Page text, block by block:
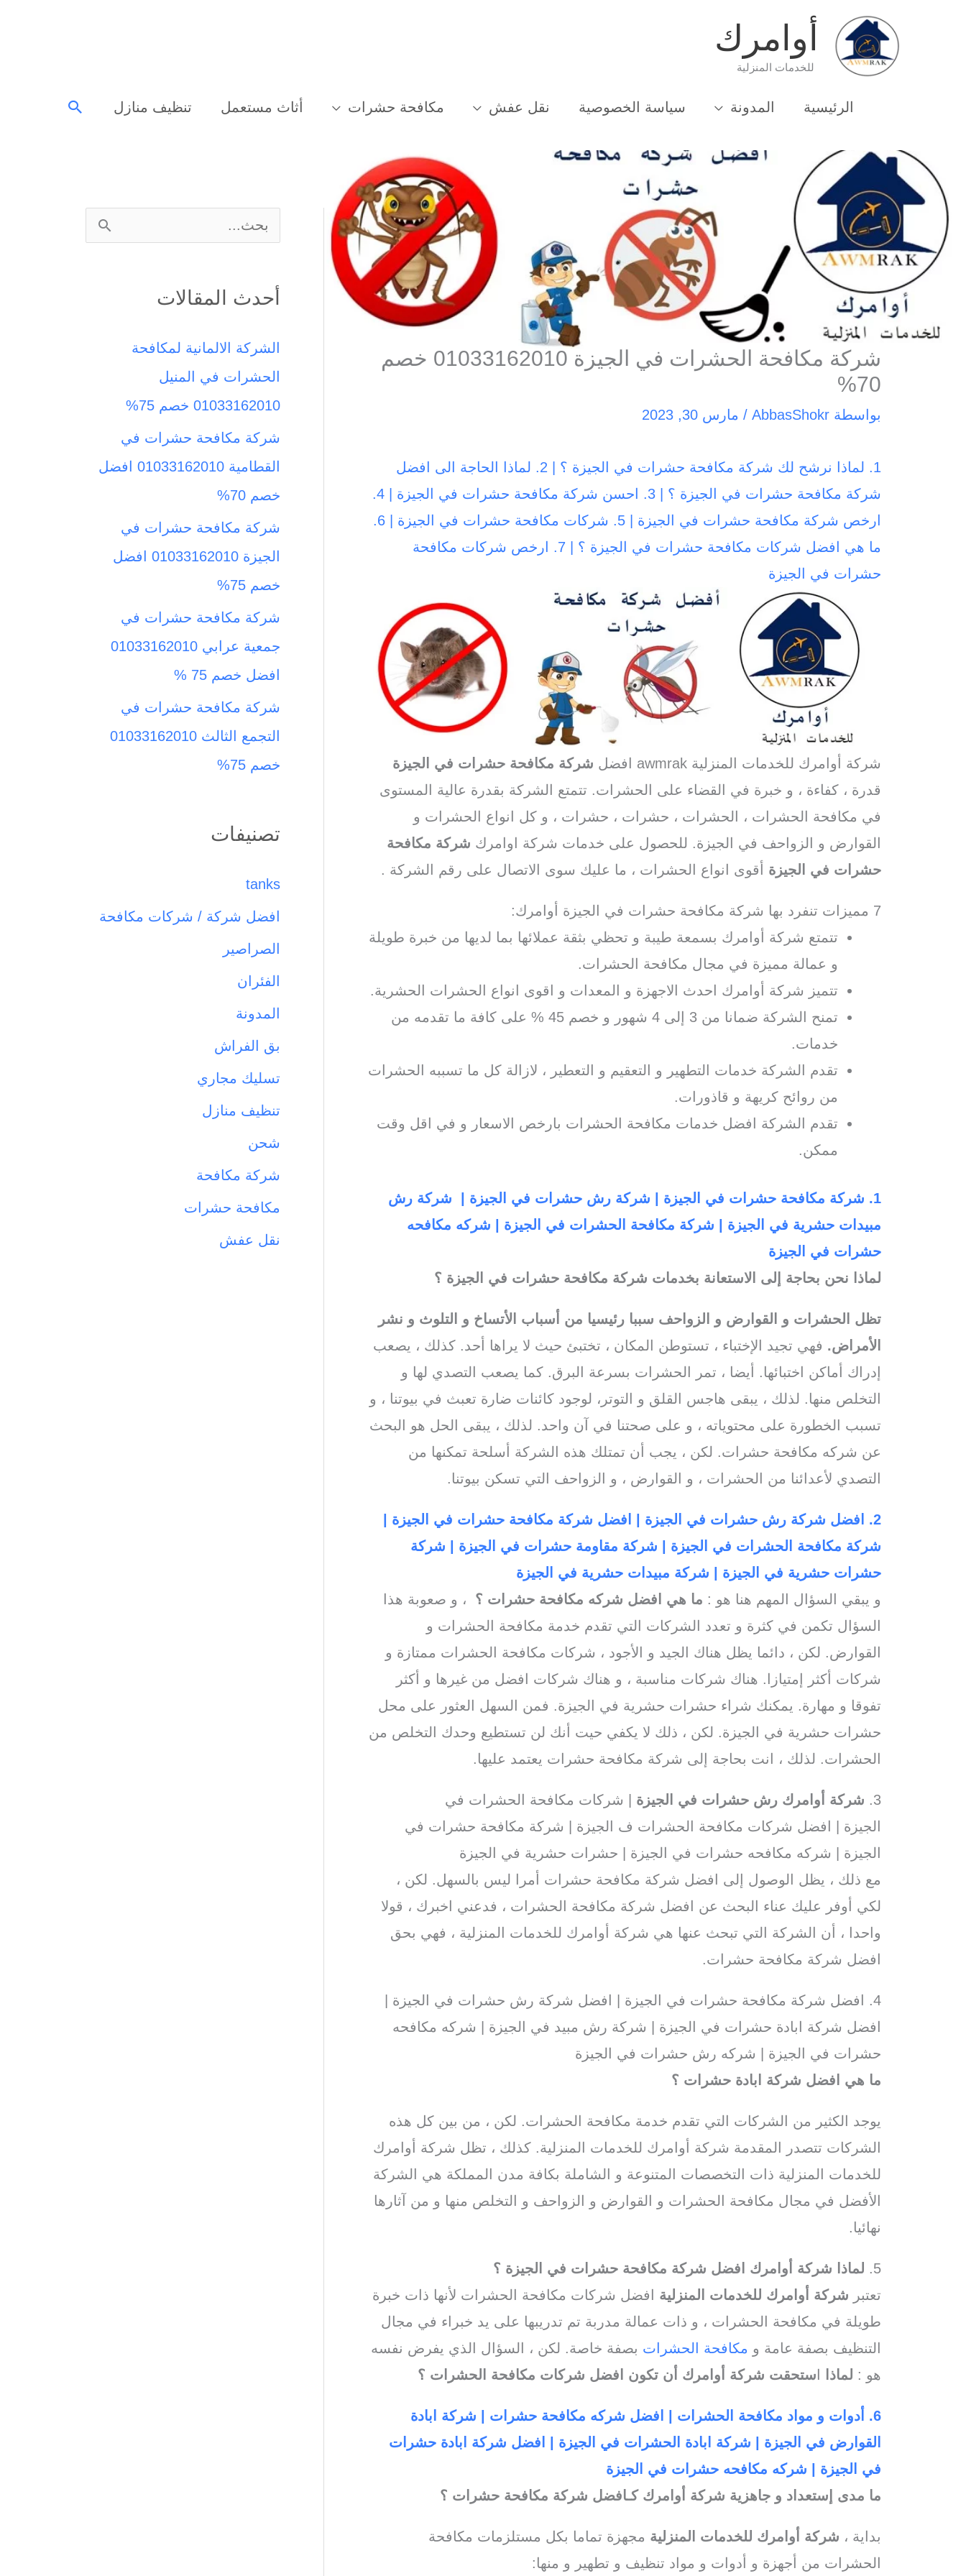
أوامرك
للخدمات المنزلية
الرئيسية المدونة سياسة الخصوصية نقل عفش مكافحة حشرات أثاث مستعمل تنظيف منازل البحث
الرئيسية
مكافحة حشرات
شركة مكافحة الحشرات في الجيزة 01033162010 خصم 70%
شركة مكافحة الحشرات في الجيزة 01033162010 خصم
70%
بواسطة AbbasShokr
/ مارس 30, 2023
1. لماذا نرشح لك شركة مكافحة حشرات في الجيزة ؟ | 2. لماذا الحاجة الى افضل
شركة مكافحة حشرات في الجيزة ؟ | 3. احسن شركة مكافحة حشرات في الجيزة | 4.
ارخص شركة مكافحة حشرات في الجيزة | 5. شركات مكافحة حشرات في الجيزة | 6.
ما هي افضل شركات مكافحة حشرات في الجيزة ؟ | 7. ارخص شركات مكافحة
حشرات في الجيزة
شركة أوامرك للخدمات المنزلية awmrak افضل
شركة مكافحة حشرات في الجيزة
قدرة ، كفاءة ، و خبرة في القضاء على الحشرات. تتمتع الشركة بقدرة عالية المستوى
في مكافحة الحشرات ، الحشرات ، حشرات ، حشرات ، و كل انواع الحشرات و
القوارض و الزواحف في الجيزة. للحصول على خدمات شركة اوامرك شركة مكافحة
حشرات في الجيزة أقوى انواع الحشرات ، ما عليك سوى الاتصال على رقم الشركة .
7 مميزات تنفرد بها شركة مكافحة حشرات في الجيزة أوامرك:
تتمتع شركة أوامرك بسمعة طيبة و تحظي بثقة عملائها بما لديها من خبرة طويلة
و عمالة مميزة في مجال مكافحة الحشرات.
تتميز شركة أوامرك احدث الاجهزة و المعدات و اقوى انواع الحشرات الحشرية.
تمنح الشركة ضمانا من 3 إلى 4 شهور و خصم 45 % على كافة ما تقدمه من
خدمات.
تقدم الشركة خدمات التطهير و التعقيم و التعطير ، لازالة كل ما تسببه الحشرات
من روائح كريهة و قاذورات.
تقدم الشركة افضل خدمات مكافحة الحشرات بارخص الاسعار و في اقل وقت
ممكن.
1. شركة مكافحة حشرات في الجيزة | شركة رش حشرات في الجيزة | شركة رش
مبيدات حشرية في الجيزة | شركة مكافحة الحشرات في الجيزة | شركه مكافحه
حشرات في الجيزة
لماذا نحن بحاجة إلى الاستعانة بخدمات شركة مكافحة حشرات في الجيزة ؟
تظل الحشرات و القوارض و الزواحف سببا رئيسيا من أسباب الأتساخ و التلوث و نشر
الأمراض. فهي تجيد الإختباء ، تستوطن المكان ، تختبئ حيث لا يراها أحد. كذلك ، يصعب
إدراك أماكن اختبائها. أيضا ، تمر الحشرات بسرعة البرق. كما يصعب التصدي لها و
التخلص منها. لذلك ، يبقى هاجس القلق و التوتر، لوجود كائنات ضارة تعبث في بيوتنا ، و
تسبب الخطورة على محتوياته ، و على صحتنا في آن واحد. لذلك ، يبقى الحل هو البحث
عن شركه مكافحة حشرات. لكن ، يجب أن تمتلك هذه الشركة أسلحة تمكنها من
التصدي لأعدائنا من الحشرات ، و القوارض ، و الزواحف التي تسكن بيوتنا.
2. افضل شركة رش حشرات في الجيزة | افضل شركة مكافحة حشرات في الجيزة |
شركة مكافحة الحشرات في الجيزة | شركة مقاومة حشرات في الجيزة | شركة
حشرات حشرية في الجيزة | شركة مبيدات حشرية في الجيزة
و يبقي السؤال المهم هنا هو : ما هي افضل شركه مكافحة حشرات ؟ ، و صعوبة هذا
السؤال تكمن في كثرة و تعدد الشركات التي تقدم خدمة مكافحة الحشرات و
القوارض. لكن ، دائما يظل هناك الجيد و الأجود ، شركات مكافحة الحشرات ممتازة و
شركات أكثر إمتيازا. هناك شركات مناسبة ، و هناك شركات افضل من غيرها و أكثر
تفوقا و مهارة. يمكنك شراء حشرات حشرية في الجيزة. فمن السهل العثور على محل
حشرات حشرية في الجيزة. لكن ، ذلك لا يكفي حيت أنك لن تستطيع وحدك التخلص من
الحشرات. لذلك ، انت بحاجة إلى شركة مكافحة حشرات يعتمد عليها.
3. شركة أوامرك رش حشرات في الجيزة | شركات مكافحة الحشرات في
الجيزة | افضل شركات مكافحة الحشرات ف الجيزة | شركة مكافحة حشرات في
الجيزة | شركه مكافحه حشرات في الجيزة | حشرات حشرية في الجيزة
مع ذلك ، يظل الوصول إلى افضل شركة مكافحة حشرات أمرا ليس بالسهل. لكن ،
لكي أوفر عليك عناء البحث عن افضل شركة مكافحة الحشرات ، فدعني اخبرك ، قولا
واحدا ، أن الشركة التي تبحث عنها هي شركة أوامرك للخدمات المنزلية ، فهي بحق
افضل شركة مكافحة حشرات.
4. افضل شركة مكافحة حشرات في الجيزة | افضل شركة رش حشرات في الجيزة |
افضل شركة ابادة حشرات في الجيزة | شركة رش مبيد في الجيزة | شركه مكافحه
حشرات في الجيزة | شركه رش حشرات في الجيزة
ما هي افضل شركة ابادة حشرات ؟
يوجد الكثير من الشركات التي تقدم خدمة مكافحة الحشرات. لكن ، من بين كل هذه
الشركات تتصدر المقدمة شركة أوامرك للخدمات المنزلية. كذلك ، تظل شركة أوامرك
للخدمات المنزلية ذات التخصصات المتنوعة و الشاملة بكافة مدن المملكة هي الشركة
الأفضل في مجال مكافحة الحشرات و القوارض و الزواحف و التخلص منها و من آثارها
نهائيا.
5. لماذا شركة أوامرك افضل شركة مكافحة حشرات في الجيزة ؟
تعتبر شركة أوامرك للخدمات المنزلية افضل شركات مكافحة الحشرات لأنها ذات خبرة
طويلة في مكافحة الحشرات ، و ذات عمالة مدربة تم تدريبها على يد خبراء في مجال
التنظيف بصفة عامة و مكافحة الحشرات بصفة خاصة. لكن ، السؤال الذي يفرض نفسه
هو : لماذا ستحقت شركة أوامرك أن تكون افضل شركات مكافحة الحشرات ؟
6. أدوات و مواد مكافحة الحشرات | افضل شركه مكافحة حشرات | شركة ابادة
القوارض في الجيزة | شركة ابادة الحشرات في الجيزة | افضل شركة ابادة حشرات
في الجيزة | شركه مكافحه حشرات في الجيزة
ما مدى إستعداد و جاهزية شركة أوامرك كـافضل شركة مكافحة حشرات ؟
بداية ، شركة أوامرك للخدمات المنزلية مجهزة تماما بكل مستلزمات مكافحة
الحشرات من أجهزة و أدوات و مواد تنظيف و تطهير و منها:
ب
ث
ع
ن
أحدث المقالات
الشركة الالمانية لمكافحة
الحشرات في المنيل
01033162010 خصم 75%
شركة مكافحة حشرات في
القطامية 01033162010 افضل
خصم 70%
شركة مكافحة حشرات في
الجيزة 01033162010 افضل
خصم 75%
شركة مكافحة حشرات في
جمعية عرابي 01033162010
افضل خصم 75 %
شركة مكافحة حشرات في
التجمع الثالث 01033162010
خصم 75%
تصنيفات
tanks
افضل شركة / شركات مكافحة
الصراصير
الفئران
المدونة
بق الفراش
تسليك مجاري
تنظيف منازل
شحن
شركة مكافحة
مكافحة حشرات
نقل عفش